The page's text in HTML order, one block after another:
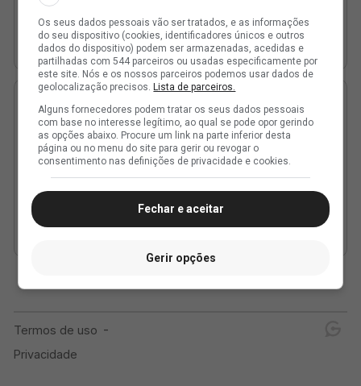
Os seus dados pessoais vão ser tratados, e as informações
do seu dispositivo (cookies, identificadores únicos e outros
dados do dispositivo) podem ser armazenadas, acedidas e
partilhadas com 544 parceiros ou usadas especificamente por
este site. Nós e os nossos parceiros podemos usar dados de
geolocalização precisos. Lista de parceiros.
Alguns fornecedores podem tratar os seus dados pessoais
com base no interesse legítimo, ao qual se pode opor gerindo
as opções abaixo. Procure um link na parte inferior desta
página ou no menu do site para gerir ou revogar o
consentimento nas definições de privacidade e cookies.
Fechar e aceitar
Gerir opções